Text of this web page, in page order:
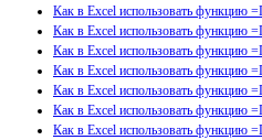
Как в Excel использовать функцию
Как в Excel использовать
Как в Excel использовать
Как в Excel использовать функцию
Как в Excel использовать
Как в Excel использовать функцию
Как в Excel использовать функцию